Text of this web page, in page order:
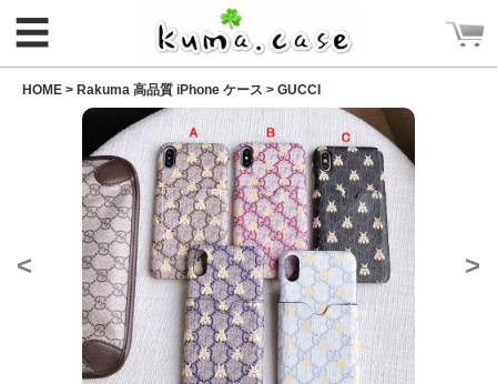
ログイン
新規会員登録
CATEGORY
ホーム
☰
HOME > Rakuma 高品質 iPhone ケース > GUCCI
< >